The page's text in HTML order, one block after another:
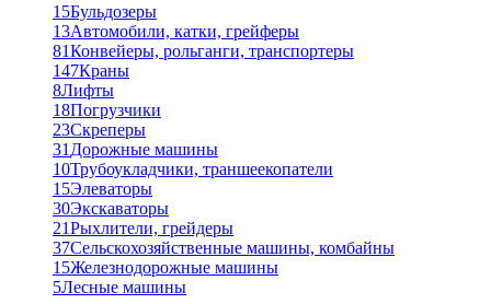
15Бульдозеры
13Автомобили, катки, грейферы
81Конвейеры, рольганги, транспортеры
147Краны
8Лифты
18Погрузчики
23Скреперы
31 Дорожные машины
10Трубоукладчики, траншеекопатели
15Элеваторы
30Экскаваторы
21Рыхлители, грейдеры
37Сельскохозяйственные машины, комбайны
15Железнодорожные машины
5Лесные машины